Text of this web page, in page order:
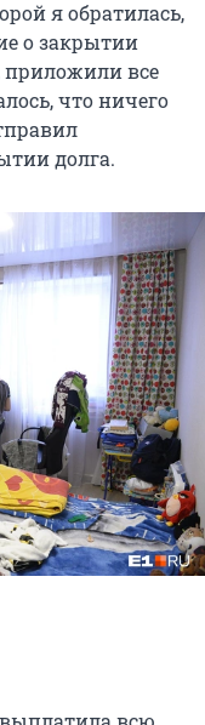
я обратилась,
о закрытии
приложили все
что ничего
долга.